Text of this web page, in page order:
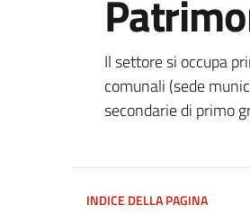
Il settore si occupa
comunali (sede
secondarie di primo
INDICE DELLA PAGINA